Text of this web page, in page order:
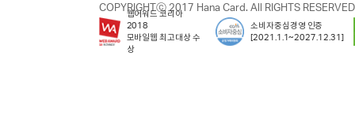
COPYRIGHTⓒ 2017 Hana Card. All RIGHTS RESERVED
웹어워드 코리아
2018
모바일웹 최고대상 수
상
소비자중심경영 인증
[2021.1.1~2027.12.31]